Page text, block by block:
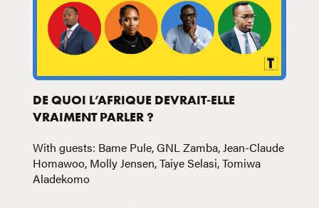
DE QUOI L’AFRIQUE DEVRAIT-ELLE
VRAIMENT PARLER ?
With guests: Bame Pule, GNL Zamba, Jean-Claude
Homawoo, Molly Jensen, Taiye Selasi, Tomiwa
Aladekomo